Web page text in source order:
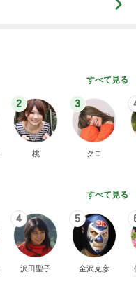
すべて見る
2
桃
3
クロ
すべて見る
4
沢田聖子
5
金沢克彦